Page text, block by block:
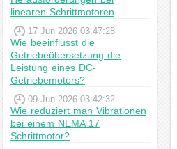
linearen Schrittmotoren
17 Jun 2026 03:47:28
Wie beeinflusst die
Getriebeübersetzung die
Leistung eines DC-
Getriebemotors?
09 Jun 2026 03:42:32
Wie reduziert man Vibrationen
bei einem NEMA 17
Schrittmotor?